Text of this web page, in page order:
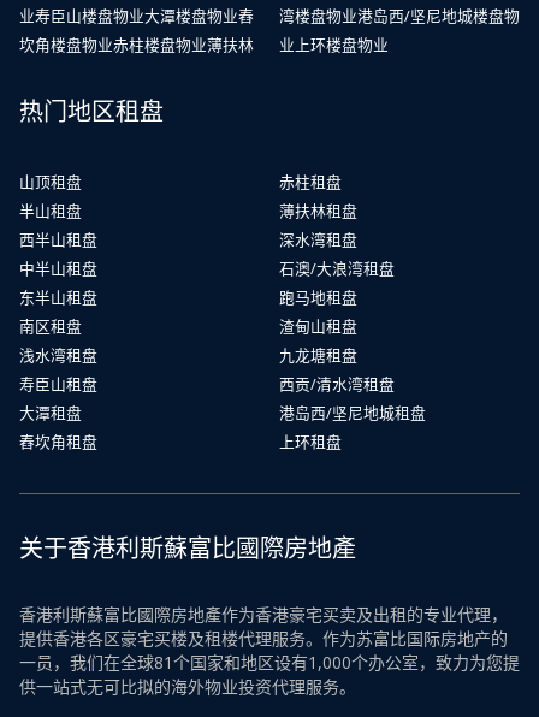
业寿臣山楼盘物业大潭楼盘物业舂
坎角楼盘物业赤柱楼盘物业薄扶林
湾楼盘物业港岛西/坚尼地城楼盘物
业 上环楼盘物业
热门地区租盘
山顶租盘
半山租盘
西半山租盘
中半山租盘
东半山租盘
南区租盘
浅水湾租盘
寿臣山租盘
大潭租盘
舂坎角租盘
赤柱租盘
薄扶林租盘
深水湾租盘
石澳/大浪湾租盘
跑马地租盘
渣甸山租盘
九龙塘租盘
西贡/清水湾租盘
港岛西/坚尼地城租盘
上环租盘
关于香港利斯蘇富比國際房地產
香港利斯蘇富比國際房地產作为香港豪宅买卖及出租的专业代理，
提供香港各区豪宅买楼及租楼代理服务。作为苏富比国际房地产的
一员，我们在全球81个国家和地区设有1,000个办公室，致力为您提
供一站式无可比拟的海外物业投资代理服务。